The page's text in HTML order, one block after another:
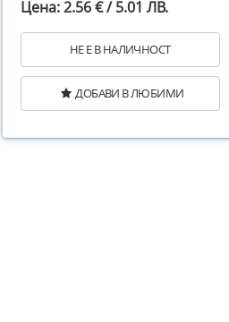
Цена: 2.56 € / 5.01 ЛВ.
НЕ Е В НАЛИЧНОСТ
ДОБАВИ В ЛЮБИМИ